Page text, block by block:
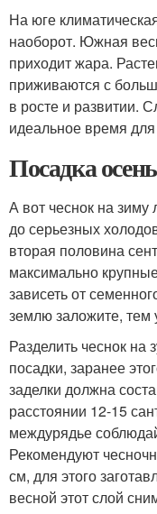
На юге
наоборот. Южная
приходит жара.
приживаются с
в росте и развитии.
идеальное время для
Посадка
А вот чеснок на
до серьезных
вторая половина
максимально
зависеть от
землю заложите, тем
Разделить чеснок на
посадки, заранее
заделки должна
расстоянии 12-15
междурядье
Рекомендуют
см, для этого
весной этот слой